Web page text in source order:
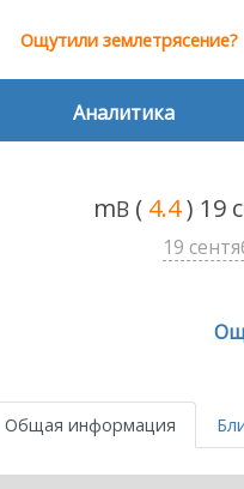
Ощутили землетрясение?
Аналитика
mB ( 4.4) 19
19
Общая информация